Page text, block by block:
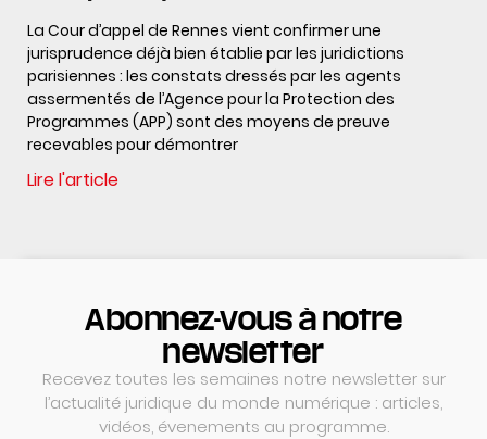
La Cour d’appel de Rennes vient confirmer une
jurisprudence déjà bien établie par les juridictions
parisiennes : les constats dressés par les agents
assermentés de l’Agence pour la Protection des
Programmes (APP) sont des moyens de preuve
recevables pour démontrer
Lire l'article
Abonnez-vous à notre
newsletter
Recevez toutes les semaines notre newsletter sur
l’actualité juridique du monde numérique : articles,
vidéos, évenements au programme.